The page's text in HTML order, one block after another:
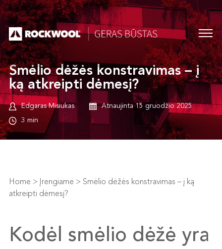
Smėlio dėžės konstravimas – į
ką atkreipti dėmesį?
Edgaras Misiukas Atnaujinta 15 gruodžio 2025
3 min
Home > Įrengiame > Smėlio dėžės konstravimas – į ką
atkreipti dėmesį?
Kodėl smėlio dėžė yra